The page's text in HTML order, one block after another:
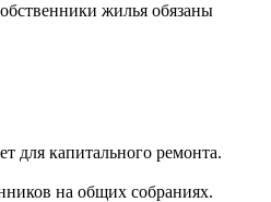
жилья обязаны
для капитального ремонта.
на общих собраниях.